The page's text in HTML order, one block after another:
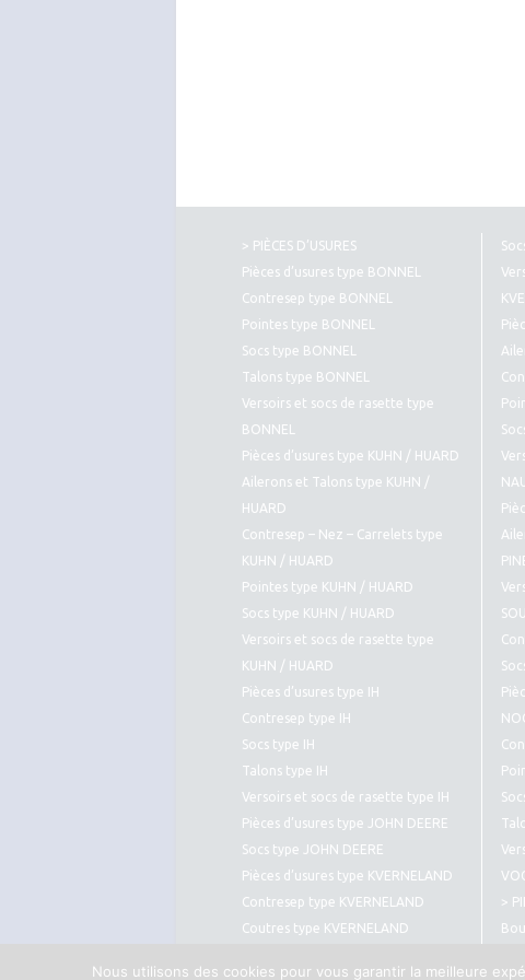
> PIÈCES D’USURES
Pièces d’usures type BONNEL
Contresep type BONNEL
Pointes type BONNEL
Socs type BONNEL
Talons type BONNEL
Versoirs et socs de rasette type
BONNEL
Pièces d’usures type KUHN / HUARD
Ailerons et Talons type KUHN /
HUARD
Contresep – Nez – Carrelets type
KUHN / HUARD
Pointes type KUHN / HUARD
Socs type KUHN / HUARD
Versoirs et socs de rasette type
KUHN / HUARD
Pièces d’usures type IH
Contresep type IH
Socs type IH
Talons type IH
Versoirs et socs de rasette type IH
Pièces d’usures type JOHN DEERE
Socs type JOHN DEERE
Pièces d’usures type KVERNELAND
Contresep type KVERNELAND
Coutres type KVERNELAND
>
Nous utilisons des cookies pour vous garantir la meilleure